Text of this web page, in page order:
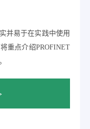
并易于在实践中使用
重点介绍PROFINET